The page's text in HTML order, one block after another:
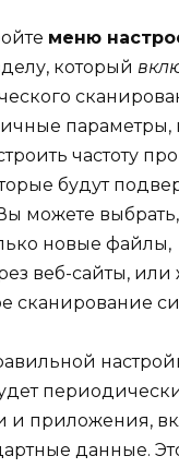
меню
который
параметры,
частоту
будут
можете
новые файлы,
веб-сайты, или
сканирование
и приложения,
данные.